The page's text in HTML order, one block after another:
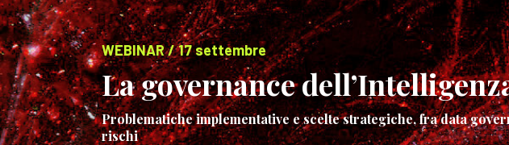
WEBINAR / 17 settembre
La governance
Problematiche implementative e scelte strategiche, fra data
rischi